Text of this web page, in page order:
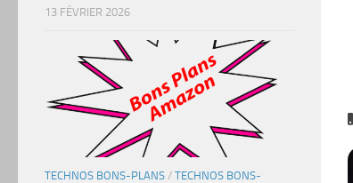
13 FÉVRIER 2026
TECHNOS BONS-PLANS / TECHNOS BONS-